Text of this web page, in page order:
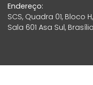
Endereço:
SCS, Quadra 01, Bloco
Sala 601 Asa Sul,